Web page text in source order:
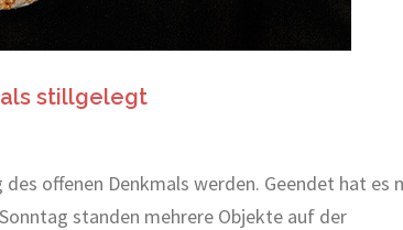
stillgelegt
offenen Denkmals werden. Geendet hat es
standen mehrere Objekte auf der